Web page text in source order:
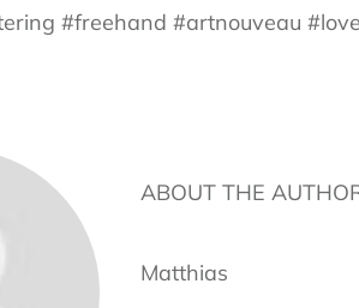
#freehand #artnouveau
ABOUT THE
Matthias